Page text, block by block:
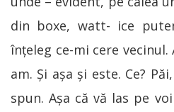
din boxe, watt- ice
înțeleg ce-mi cere vecinul.
am. Și așa și este. Ce?
spun. Așa că vă las pe